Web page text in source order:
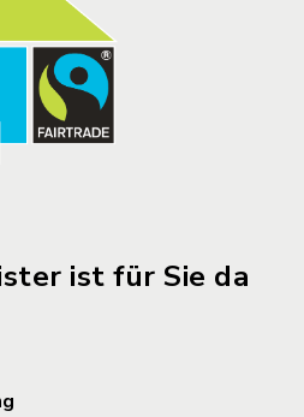
ist für Sie da